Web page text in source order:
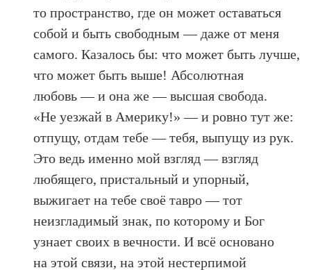
то пространство, где он может оставаться
собой и быть свободным — даже от меня
самого. Казалось бы: что может быть лучше,
что может быть выше! Абсолютная
любовь — и она же — высшая свобода.
«Не уезжай в Америку!» — и ровно тут же:
отпущу, отдам тебе — тебя, выпущу из рук.
Это ведь именно мой взгляд — взгляд
любящего, пристальный и упорный,
выжигает на тебе своё тавро — тот
неизгладимый знак, по которому и Бог
узнает своих в вечности. И всё основано
на этой связи, на этой нестерпимой